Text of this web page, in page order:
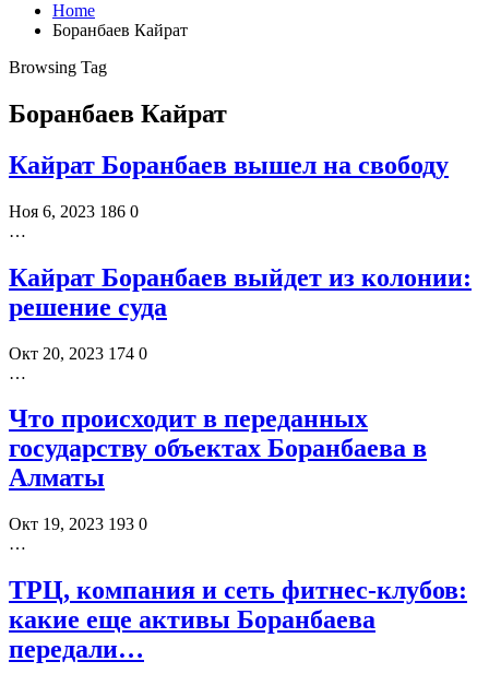
Home
Боранбаев Кайрат
Browsing Tag
Боранбаев Кайрат
Кайрат Боранбаев вышел на свободу
Ноя 6, 2023 186 0
…
Кайрат Боранбаев выйдет из колонии:
решение суда
Окт 20, 2023 174 0
…
Что происходит в переданных
государству объектах Боранбаева в
Алматы
Окт 19, 2023 193 0
…
ТРЦ, компания и сеть фитнес-клубов:
какие еще активы Боранбаева
передали…